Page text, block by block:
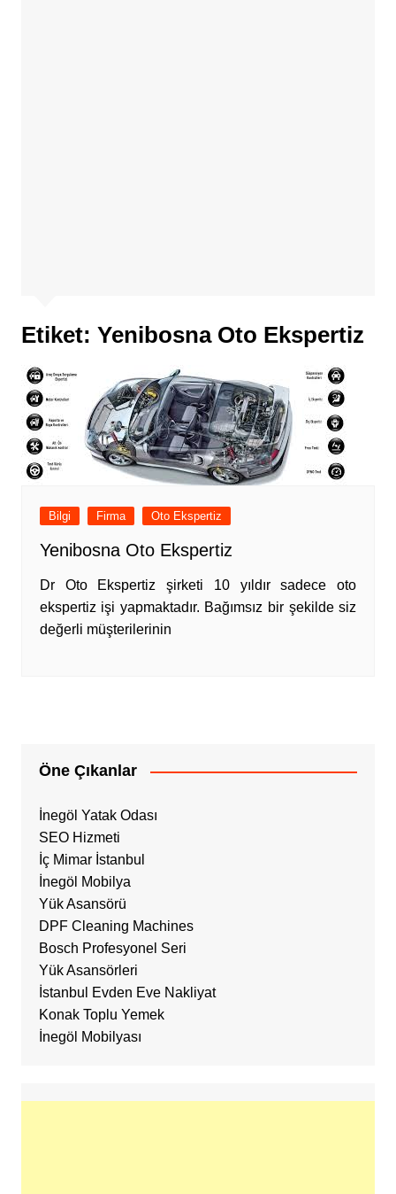
Etiket: Yenibosna Oto Ekspertiz
Bilgi Firma Oto Ekspertiz
Yenibosna Oto Ekspertiz
Dr Oto Ekspertiz şirketi 10 yıldır sadece oto
ekspertiz işi yapmaktadır. Bağımsız bir şekilde siz
değerli müşterilerinin
Öne Çıkanlar
İnegöl Yatak Odası
SEO Hizmeti
İç Mimar İstanbul
İnegöl Mobilya
Yük Asansörü
DPF Cleaning Machines
Bosch Profesyonel Seri
Yük Asansörleri
İstanbul Evden Eve Nakliyat
Konak Toplu Yemek
İnegöl Mobilyası